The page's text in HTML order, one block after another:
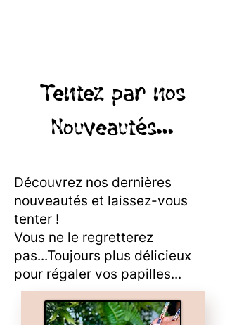
Tentez par nos
Nouveautés...
Découvrez nos dernières
nouveautés et laissez-vous
tenter !
Vous ne le regretterez
pas...Toujours plus délicieux
pour régaler vos papilles...